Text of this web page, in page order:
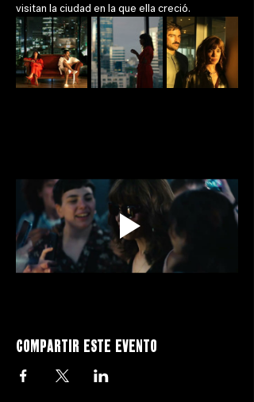
visitan la ciudad en la que ella creció.
Compartir este evento